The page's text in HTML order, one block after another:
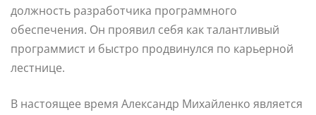
должность разработчика программного
обеспечения. Он проявил себя как талантливый
программист и быстро продвинулся по карьерной
лестнице.
В настоящее время Александр Михайленко является